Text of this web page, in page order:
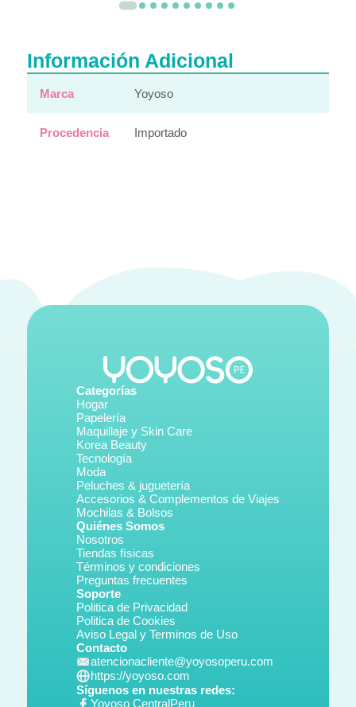
Información Adicional
Marca Yoyoso
Procedencia Importado
Categorías
Hogar
Papelería
Maquillaje y Skin Care
Korea Beauty
Tecnología
Moda
Peluches & juguetería
Accesorios & Complementos de Viajes
Mochilas & Bolsos
Quiénes Somos
Nosotros
Tiendas físicas
Términos y condiciones
Preguntas frecuentes
Soporte
Politica de Privacidad
Politica de Cookies
Aviso Legal y Terminos de Uso
Contacto
atencionacliente@yoyosoperu.com
https://yoyoso.com
Síguenos en nuestras redes:
Yoyoso CentralPeru